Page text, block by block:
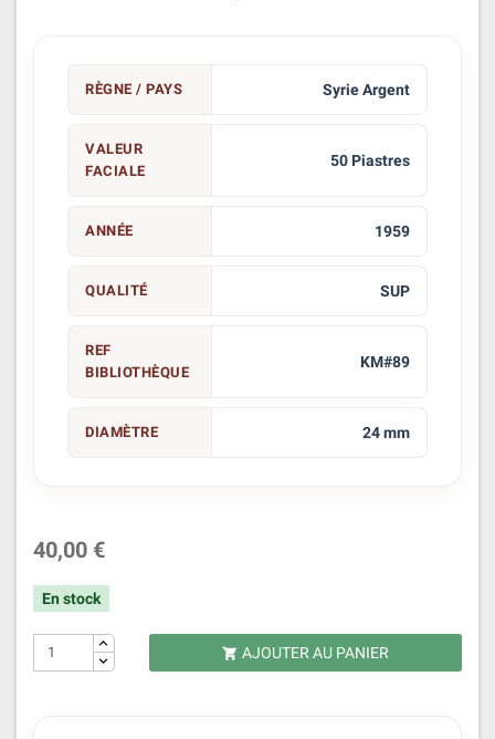
RÈGNE / PAYS Syrie Argent
VALEUR
FACIALE
50 Piastres
ANNÉE 1959
QUALITÉ SUP
REF
BIBLIOTHÈQUE
KM#89
DIAMÈTRE 24 mm
40,00 €
En stock
 AJOUTER AU PANIER